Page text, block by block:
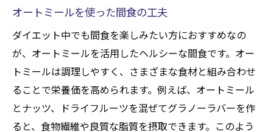
オートミールを使った間食の工夫
ダイエット中でも間食を楽しみたい方におすすめなの
が、オートミールを活用したヘルシーな間食です。オー
トミールは調理しやすく、さまざまな食材と組み合わせ
ることで栄養価を高められます。例えば、オートミール
とナッツ、ドライフルーツを混ぜてグラノーラバーを作
ると、食物繊維や良質な脂質を摂取できます。このよう